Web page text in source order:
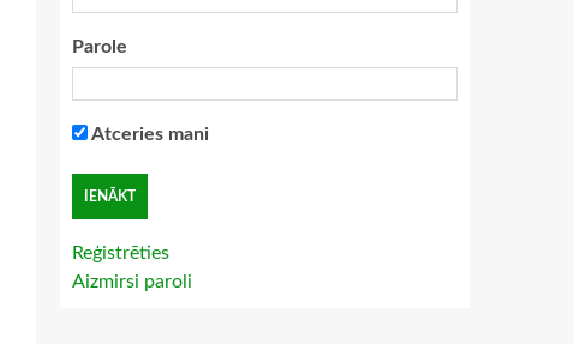
Parole
Atceries mani
Reģistrēties
Aizmirsi paroli